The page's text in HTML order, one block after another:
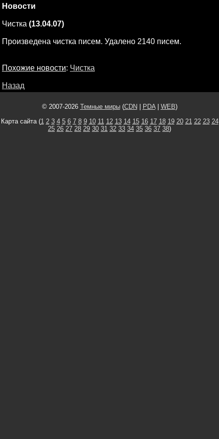
Новости
Чистка (13.04.07)
Произведена чистка писем. Удалено 2140 писем.
Похожие новости: Чистка
Назад
© 2007-2026 Темные миры(CDN PDA| WEB)
Карта сайта (1 2 3 4 5 6 7 8 9 10 11 12 13 14 15 16 17 18 19 20 21 22 23 24
25 26 27 28 29 30 31 32 33 34 35 36 37 38)